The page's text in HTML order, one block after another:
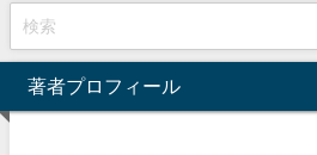
著者プロフィール